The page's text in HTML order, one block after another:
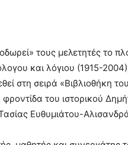
ΤΕΧΝΕΣ
τους μελετητές το
και λόγιου (1915-
στη σειρά «Βιβλιοθήκη
του ιστορικού
Ευθυμιάτου-